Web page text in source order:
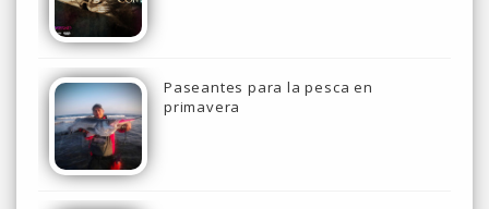
Paseantes para la pesca en
primavera